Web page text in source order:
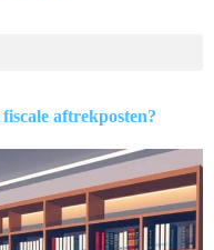
aftrekposten?